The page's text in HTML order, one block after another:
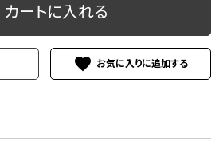
カートに入れる
favorite